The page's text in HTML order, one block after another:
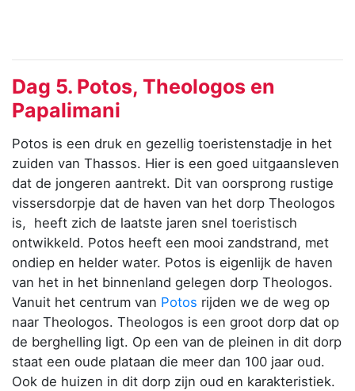
Dag 5. Potos, Theologos en
Papalimani
Potos is een druk en gezellig toeristenstadje in het
zuiden van Thassos. Hier is een goed uitgaansleven
dat de jongeren aantrekt. Dit van oorsprong rustige
vissersdorpje dat de haven van het dorp Theologos
is, heeft zich de laatste jaren snel toeristisch
ontwikkeld. Potos heeft een mooi zandstrand, met
ondiep en helder water. Potos is eigenlijk de haven
van het in het binnenland gelegen dorp Theologos.
Vanuit het centrum van Potos rijden we de weg op
naar Theologos. Theologos is een groot dorp dat op
de berghelling ligt. Op een van de pleinen in dit dorp
staat een oude plataan die meer dan 100 jaar oud.
Ook de huizen in dit dorp zijn oud en karakteristiek.